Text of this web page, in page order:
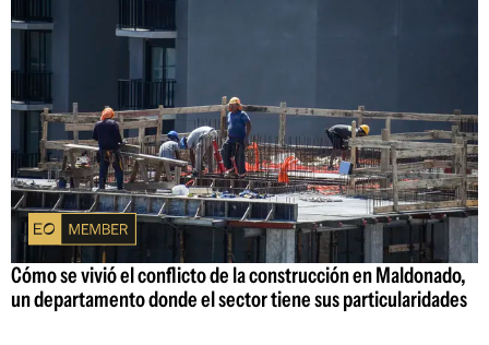
Cómo se vivió el conflicto de la construcción en Maldonado,
un departamento donde el sector tiene sus particularidades